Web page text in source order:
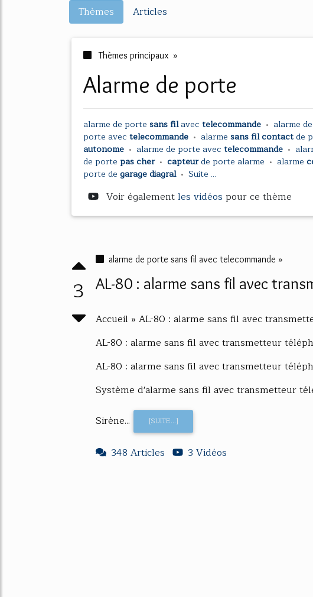
Thèmes Articles
Thèmes principaux »
alarme de porte
alarme de porte sans filavec telecommande • alarme de
porte avec telecommande • alarme sans fil contactde
autonome • alarme de porte avec telecommande •
de porte pas cher • capteurde porte alarme • alarme
porte de garage diagral • Suite ...
Voir égalementles vidéos pour ce thème
3
alarme de porte sans fil avec telecommande »
AL-80 : alarme sans fil avec
Accueil » AL-80 : alarme sans fil avec
AL-80 : alarme sans fil avec transmetteur
AL-80 : alarme sans fil avec transmetteur
Système d'alarme sans fil avec transmetteur
Sirène... [SUITE...]
348 Articles 3 Vidéos